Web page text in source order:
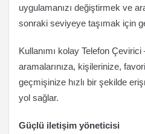
uygulamanızı değiştirmek ve
sonraki seviyeye taşımak için
Kullanımı kolay Telefon
aramalarınıza, kişilerinize,
geçmişinize hızlı bir şekilde
yol sağlar.
Güçlü iletişim yöneticisi